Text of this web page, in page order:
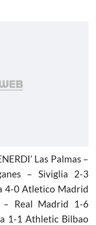
Las Palmas –
– Siviglia 2-3
4-0 Atletico Madrid
– Real Madrid 1-6
1-1 Athletic Bilbao